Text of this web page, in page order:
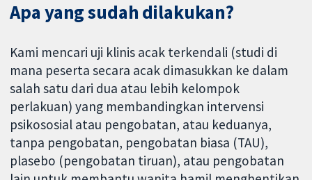
Apa yang sudah dilakukan?
Kami mencari uji klinis acak terkendali (studi di
mana peserta secara acak dimasukkan ke dalam
salah satu dari dua atau lebih kelompok
perlakuan) yang membandingkan intervensi
psikososial atau pengobatan, atau keduanya,
tanpa pengobatan, pengobatan biasa (TAU),
plasebo (pengobatan tiruan), atau pengobatan